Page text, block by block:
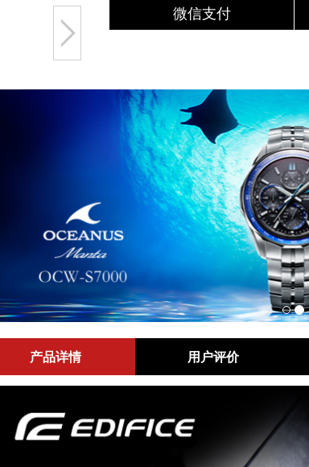
微信支付
产品详情 用户评价